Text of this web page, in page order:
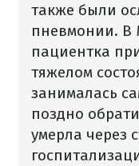
также были
пневмонии. В
пациентка
тяжелом
занималась
поздно
умерла через